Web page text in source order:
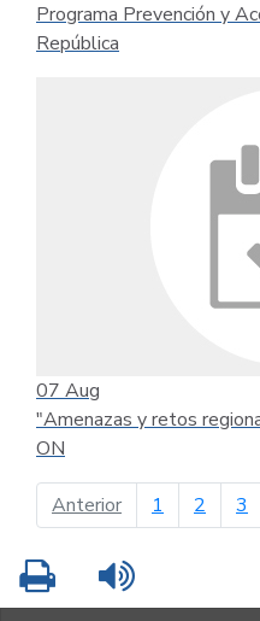
Programa Prevención y
República
07 Aug
"Amenazas y retos
ON
Anteriorpágina anterior
1 2 3
Imprimir